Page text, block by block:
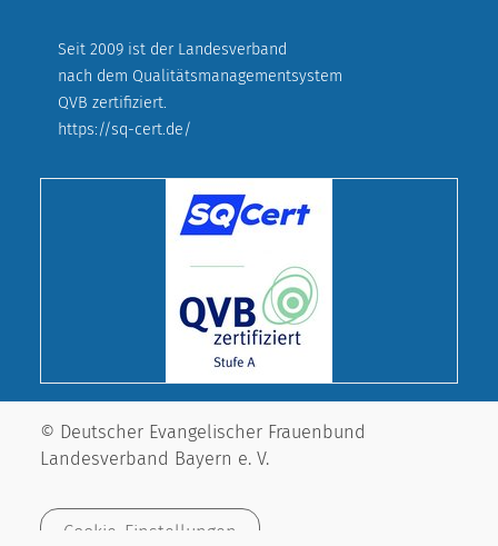
Seit 2009 ist der Landesverband
nach dem Qualitätsmanagementsystem
QVB zertifiziert.
https://sq-cert.de/
© Deutscher Evangelischer Frauenbund
Landesverband Bayern e. V.
Cookie-Einstellungen